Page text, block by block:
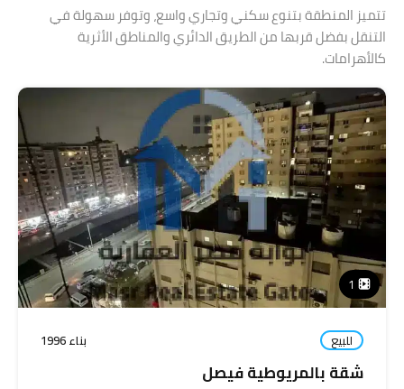
تتميز المنطقة بتنوع سكني وتجاري واسع، وتوفر سهولة في
التنقل بفضل قربها من الطريق الدائري والمناطق الأثرية
كالأهرامات.
1
للبيع بناء 1996
شقة بالمريوطية فيصل